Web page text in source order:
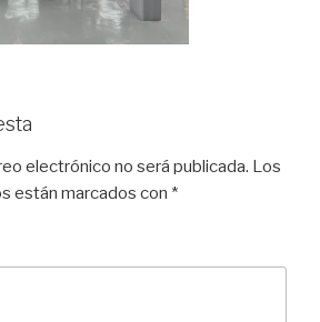
electrónico no será publicada. Los
están marcados con *